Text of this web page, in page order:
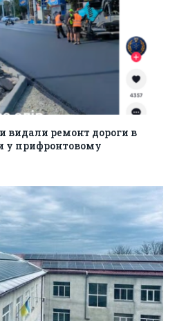
видали ремонт дороги в
у прифронтовому